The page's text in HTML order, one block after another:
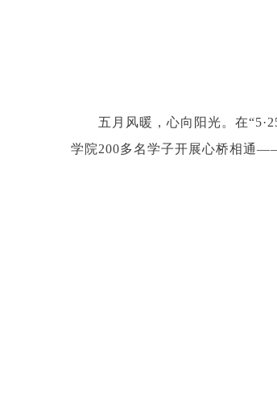
五月风暖，心向阳光。在
学院200多名学子开展心桥相通